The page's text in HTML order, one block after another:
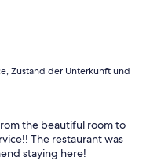
Zustand der Unterkunft und
the beautiful room to
The restaurant was
staying here!